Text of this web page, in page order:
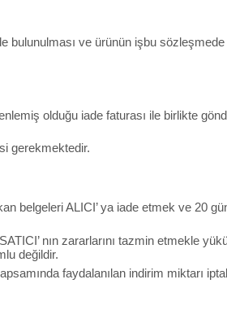
bulunulması ve ürünün işbu
olduğu iade faturası ile birlikte
gerekmektedir.
belgeleri ALICI’ ya iade etmek ve 20
nın zararlarını tazmin etmekle
değildir.
faydalanılan indirim miktarı